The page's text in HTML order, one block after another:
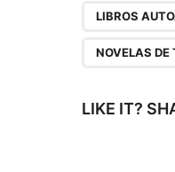
P
i
LIBROS
NOVELAS DE
LIKE IT?